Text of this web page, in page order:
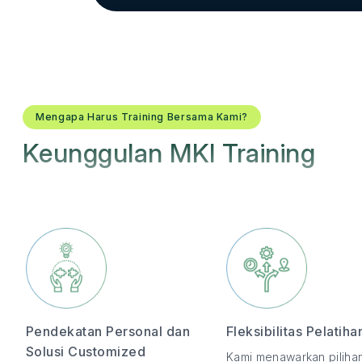
Mengapa Harus Training Bersama Kami?
Keunggulan MKI Training
Pendekatan Personal dan
Solusi Customized
Fleksibilitas
Kami menawarkan